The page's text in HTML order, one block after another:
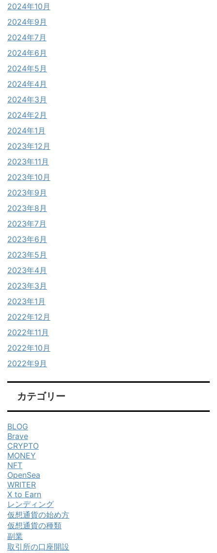
2024年10月
2024年9月
2024年7月
2024年6月
2024年5月
2024年4月
2024年3月
2024年2月
2024年1月
2023年12月
2023年11月
2023年10月
2023年9月
2023年8月
2023年7月
2023年6月
2023年5月
2023年4月
2023年3月
2023年1月
2022年12月
2022年11月
2022年10月
2022年9月
カテゴリー
BLOG
Brave
CRYPTO
MONEY
NFT
OpenSea
WRITER
X to Earn
レンディング
仮想通貨の始め方
仮想通貨の種類
副業
取引所の口座開設